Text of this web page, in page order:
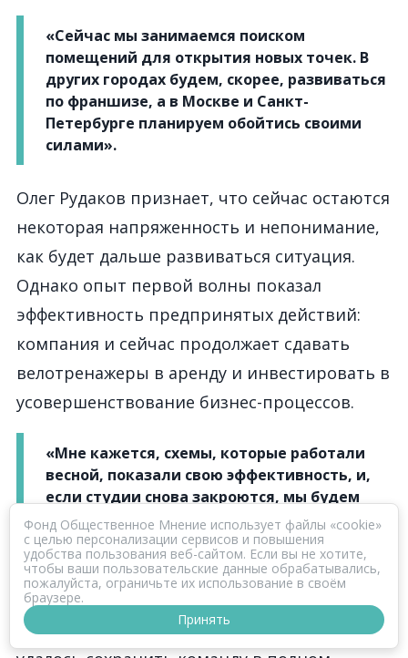
Фонд Общественное Мнение использует файлы «cookie»
с целью персонализации сервисов и повышения
удобства пользования веб-сайтом. Если вы не хотите,
чтобы ваши пользовательские данные обрабатывались,
пожалуйста, ограничьте их использование в своём
браузере.
Принять
«Сейчас мы занимаемся поиском
помещений для открытия новых точек. В
других городах будем, скорее, развиваться
по франшизе, а в Москве и Санкт-
Петербурге планируем обойтись своими
силами».
Олег Рудаков признает, что сейчас остаются
некоторая напряженность и непонимание,
как будет дальше развиваться ситуация.
Однако опыт первой волны показал
эффективность предпринятых действий:
компания и сейчас продолжает сдавать
велотренажеры в аренду и инвестировать в
усовершенствование бизнес-процессов.
«Мне кажется, схемы, которые работали
весной, показали свою эффективность, и,
если студии снова закроются, мы будем
действовать примерно так же».
Причем это касается как работы с
клиентами, так и взаимодействия с
сотрудниками. Компании Rock the Cycle